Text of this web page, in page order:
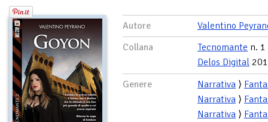
Autore
Valentino
Collana
Tecnomante n. 1
Delos Digital
Genere
Narrativa ⟩
Narrativa ⟩
Narrativa ⟩